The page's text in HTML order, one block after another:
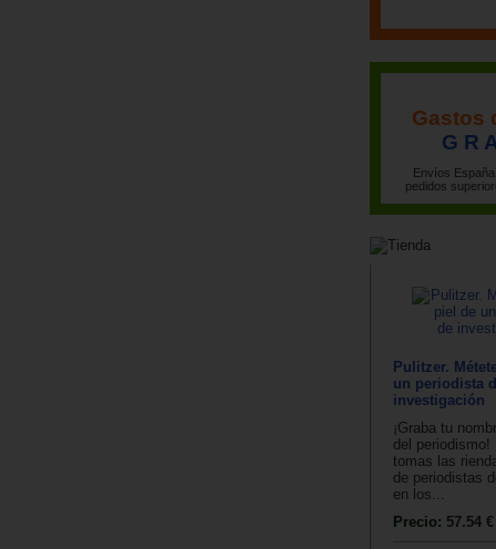
Gastos
G R
Envíos
pedidos
Pulitzer.
un periodista
investigación
¡Graba tu
del periodismo!
tomas las
de periodistas
en los...
Precio: 57.54 €